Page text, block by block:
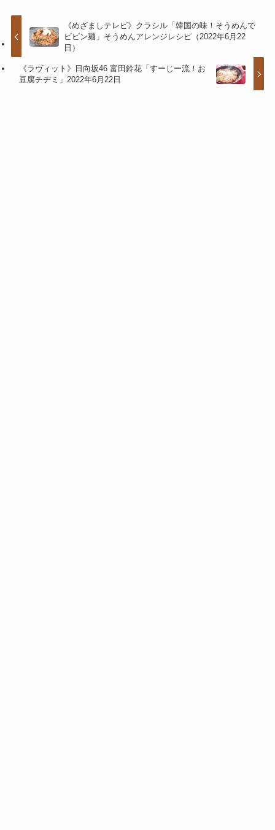
《めざましテレビ》クラシル「韓国の味！そうめんで
ビビン麺」そうめんアレンジレシピ（2022年6月22
日）
《ラヴィット》日向坂46 富田鈴花「すーじー流！お
豆腐チヂミ」2022年6月22日